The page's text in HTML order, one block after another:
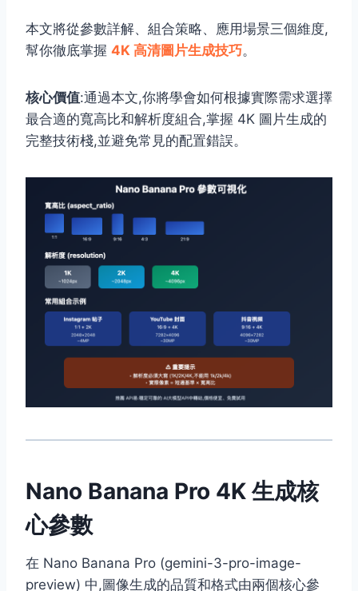
本文將從參數詳解、組合策略、應用場景三個維度,
幫你徹底掌握 4K 高清圖片生成技巧。
核心價值:通過本文,你將學會如何根據實際需求選擇
最合適的寬高比和解析度組合,掌握 4K 圖片生成的
完整技術棧,並避免常見的配置錯誤。
Nano Banana Pro 4K 生成核
心參數
在 Nano Banana Pro (gemini-3-pro-image-
preview) 中,圖像生成的品質和格式由兩個核心參